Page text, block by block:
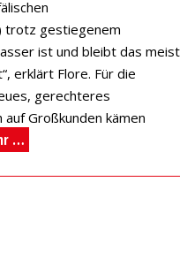
trotz gestiegenem
ist und bleibt das meist
erklärt Flore. Für die
gerechteres
Großkunden kämen
…